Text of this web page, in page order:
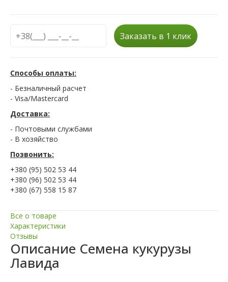
Заказать в 1 клик
Способы оплаты:
- Безналичный расчет
- Visa/Mastercard
Доставка:
- Почтовыми службами
- В хозяйство
Позвонить:
+380 (95) 502 53 44
+380 (96) 502 53 44
+380 (67) 558 15 87
Все о товаре
Характеристики
Отзывы
Описание Семена кукурузы
Лавида